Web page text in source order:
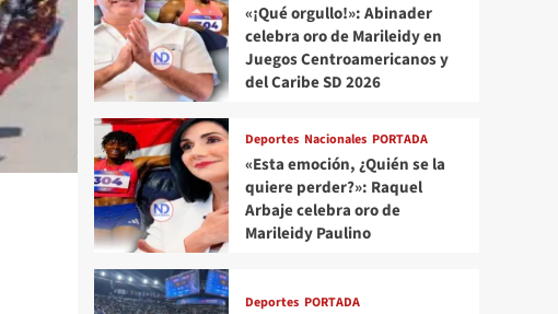
«¡Qué orgullo!»: Abinader
celebra oro de Marileidy en
Juegos Centroamericanos y
del Caribe SD 2026
Deportes Nacionales PORTADA
«Esta emoción, ¿Quién se la
quiere perder?»: Raquel
Arbaje celebra oro de
Marileidy Paulino
Deportes PORTADA